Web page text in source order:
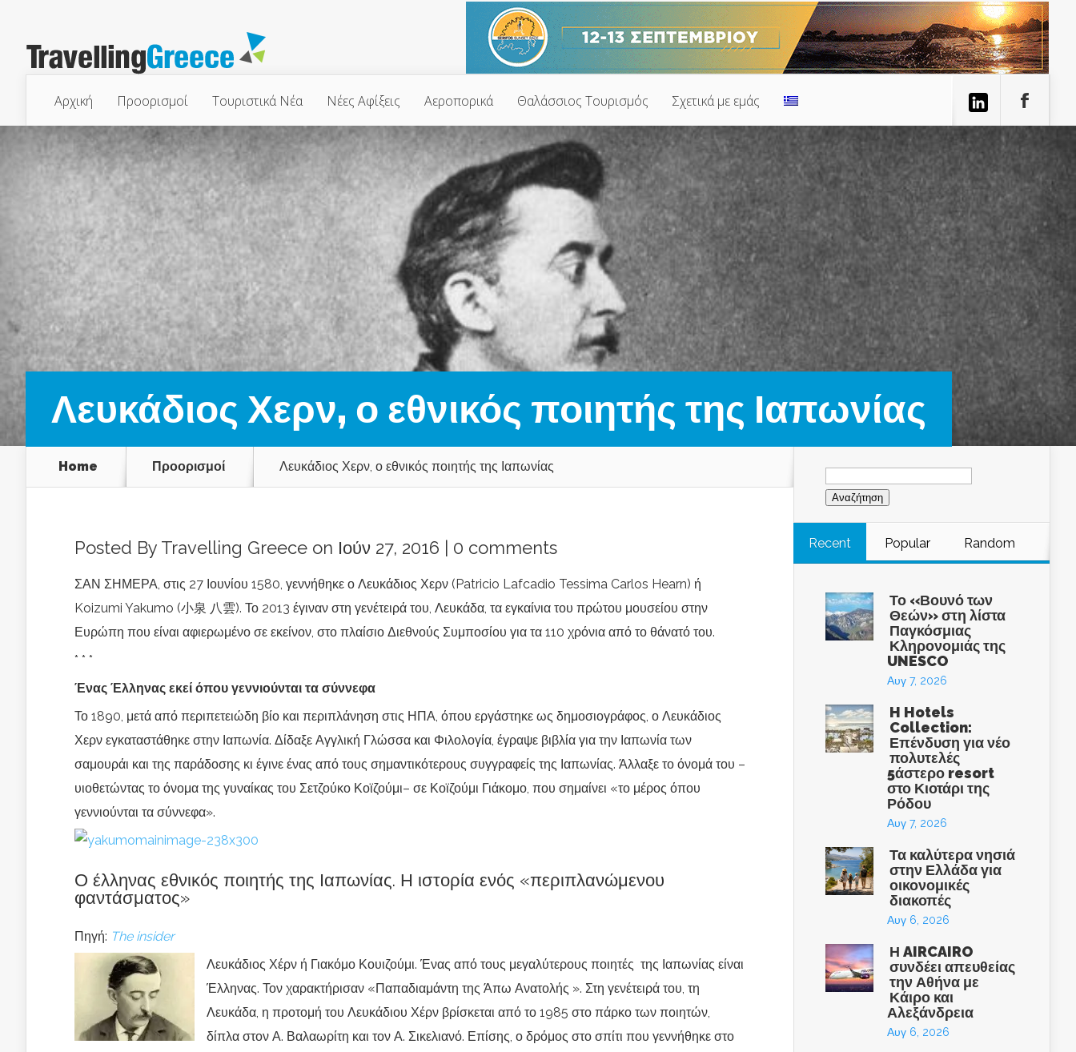
Αρχική Προορισμοί Τουριστικά Νέα Νέες Αφίξεις Αεροπορικά Θαλάσσιος Τουρισμός Σχετικά με εμάς
Λευκάδιος Χερν, ο εθνικός ποιητής της Ιαπωνίας
Home Προορισμοί Λευκάδιος Χερν, ο εθνικός ποιητής της Ιαπωνίας
Posted By Travelling Greece on Ιούν 27, 2016 | 0 comments
ΣΑΝ ΣΗΜΕΡΑ, στις 27 Ιουνίου 1580, γεννήθηκε ο Λευκάδιος Χερν (Patricio Lafcadio Tessima Carlos Hearn) ή
Koizumi Yakumo (小泉 八雲). Το 2013 έγιναν στη γενέτειρά του, Λευκάδα, τα εγκαίνια του πρώτου μουσείου στην
Ευρώπη που είναι αφιερωμένο σε εκείνον, στο πλαίσιο Διεθνούς Συμποσίου για τα 110 χρόνια από το θάνατό του.
* * *
Ένας Έλληνας εκεί όπου γεννιούνται τα σύννεφα
Το 1890, μετά από περιπετειώδη βίο και περιπλάνηση στις ΗΠΑ, όπου εργάστηκε ως δημοσιογράφος, ο Λευκάδιος
Χερν εγκαταστάθηκε στην Ιαπωνία. Δίδαξε Αγγλική Γλώσσα και Φιλολογία, έγραψε βιβλία για την Ιαπωνία των
σαμουράι και της παράδοσης κι έγινε ένας από τους σημαντικότερους συγγραφείς της Ιαπωνίας. Άλλαξε το όνομά του –
υιοθετώντας το όνομα της γυναίκας του Σετζούκο Κοϊζούμι– σε Κοϊζούμι Γιάκομο, που σημαίνει «το μέρος όπου
γεννιούνται τα σύννεφα».
Ο έλληνας εθνικός ποιητής της Ιαπωνίας. Η ιστορία ενός «περιπλανώμενου
φαντάσματος»
Πηγή: The insider
Λευκάδιος Χέρν ή Γιακόμο Κουιζούμι. Ένας από τους μεγαλύτερους ποιητές της Ιαπωνίας είναι
Έλληνας. Τον χαρακτήρισαν «Παπαδιαμάντη της Άπω Ανατολής ». Στη γενέτειρά του, τη
Λευκάδα, η προτομή του Λευκάδιου Χέρν βρίσκεται από το 1985 στο πάρκο των ποιητών,
δίπλα στον Α. Βαλαωρίτη και τον Α. Σικελιανό. Επίσης, ο δρόμος στο σπίτι που γεννήθηκε στο
Αναζήτηση
για:
Recent Popular Random
Το «Βουνό των
Θεών» στη λίστα
Παγκόσμιας
Κληρονομιάς της
UNESCO
Αυγ 7, 2026
H Hotels
Collection:
Επένδυση για νέο
πολυτελές
5άστερο resort
στο Κιοτάρι της
Ρόδου
Αυγ 7, 2026
Τα καλύτερα νησιά
στην Ελλάδα για
οικονομικές
διακοπές
Αυγ 6, 2026
Η AIRCAIRO
συνδέει απευθείας
την Αθήνα με
Κάιρο και
Αλεξάνδρεια
Αυγ 6, 2026